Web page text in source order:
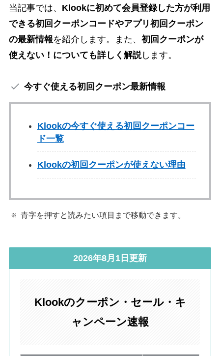
当記事では、 Klookに初めて会員登録した方が利用
できる初回クーポンコードやアプリ初回クーポン
の最新情報を紹介します。また、 初回クーポンが
使えない！についても詳しく解説します。
今すぐ使える初回クーポン最新情報
Klookの今すぐ使える初回クーポンコー
ド一覧
Klookの初回クーポンが使えない理由
青字を押すと読みたい項目まで移動できます。
2026年8月1日更新
Klookのクーポン・セール・キ
ャンペーン速報